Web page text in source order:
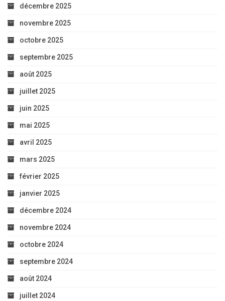
décembre 2025
novembre 2025
octobre 2025
septembre 2025
août 2025
juillet 2025
juin 2025
mai 2025
avril 2025
mars 2025
février 2025
janvier 2025
décembre 2024
novembre 2024
octobre 2024
septembre 2024
août 2024
juillet 2024